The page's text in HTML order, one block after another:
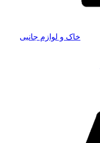
خاک و لوازم جانبی